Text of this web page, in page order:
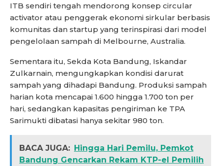
ITB sendiri tengah mendorong konsep circular
activator atau penggerak ekonomi sirkular berbasis
komunitas dan startup yang terinspirasi dari model
pengelolaan sampah di Melbourne, Australia.
Sementara itu, Sekda Kota Bandung, Iskandar
Zulkarnain, mengungkapkan kondisi darurat
sampah yang dihadapi Bandung. Produksi sampah
harian kota mencapai 1.600 hingga 1.700 ton per
hari, sedangkan kapasitas pengiriman ke TPA
Sarimukti dibatasi hanya sekitar 980 ton.
BACA JUGA: Hingga Hari Pemilu, Pemkot
Bandung Gencarkan Rekam KTP-el Pemilih